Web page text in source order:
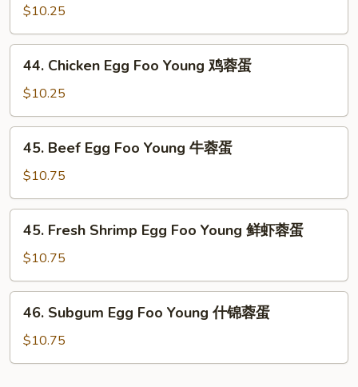
蛋
Pork
Egg
Foo
Young
蓉
$10.25
Chicken
Egg
Foo
Young
44. Chicken Egg Foo Young 鸡蓉蛋
$10.25
Beef
Egg
Foo
Young
45. Beef Egg Foo Young 牛蓉蛋
$10.75
Fresh
Shrimp
Egg
Foo
Young
45. Fresh Shrimp Egg Foo Young 鲜虾蓉蛋
$10.75
Subgum
Egg
Foo
46. Subgum Egg Foo Young 什锦蓉蛋
$10.75